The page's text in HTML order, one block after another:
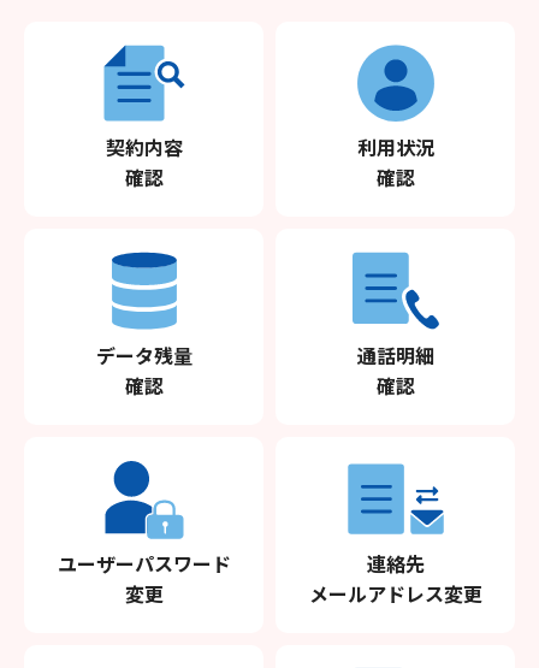
契約内容
確認
利用状況
確認
データ残量
確認
通話明細
確認
ユーザーパスワード
変更
連絡先
メールアドレス変更